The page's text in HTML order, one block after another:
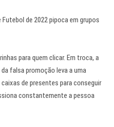
de 2022 pipoca em grupos
para quem clicar. Em troca, a
falsa promoção leva a uma
de presentes para conseguir
constantemente a pessoa